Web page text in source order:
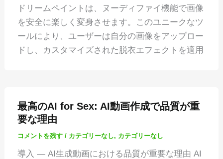
ドリームペイントは、ヌーディファイ機能で画像
を安全に楽しく変身させます。このユニークなツ
ールにより、ユーザーは自分の画像をアップロー
ドし、カスタマイズされた脱衣エフェクトを適用
最高のAI for Sex: AI動画作成で品質が重
要な理由
コメントを残す / カテゴリーなし, カテゴリーなし
導入 — AI生成動画における品質が重要な理由 AI